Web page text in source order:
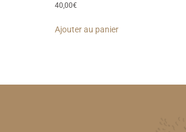
40,00€
Ajouter au panier